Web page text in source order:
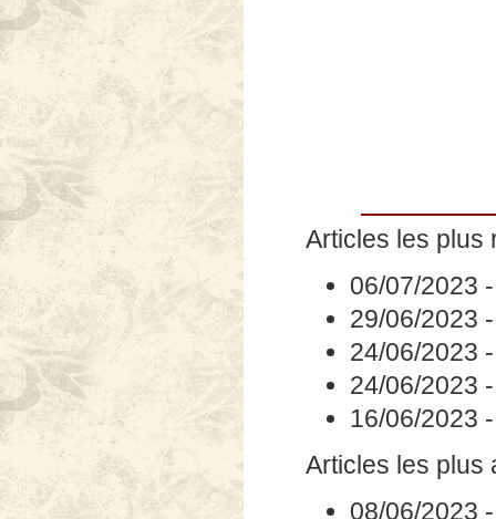
Articles les plus
06/07/2023
29/06/2023
24/06/2023
24/06/2023
16/06/2023
Articles les plus
08/06/2023